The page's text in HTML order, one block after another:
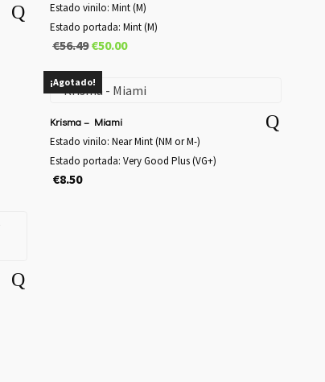
Estado vinilo: Mint (M)
Estado portada: Mint (M)
€56.49El
original
€56.49.
€50.00El
actual
¡Agotado!
Krisma – Miami
Estado vinilo: Near Mint (NM or M-)
Estado portada: Very Good Plus (VG+)
€8.50